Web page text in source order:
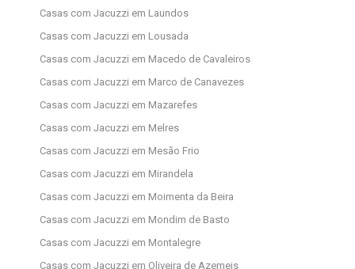
Casas com Jacuzzi em Laundos
Casas com Jacuzzi em Lousada
Casas com Jacuzzi em Macedo de Cavaleiros
Casas com Jacuzzi em Marco de Canavezes
Casas com Jacuzzi em Mazarefes
Casas com Jacuzzi em Melres
Casas com Jacuzzi em Mesão Frio
Casas com Jacuzzi em Mirandela
Casas com Jacuzzi em Moimenta da Beira
Casas com Jacuzzi em Mondim de Basto
Casas com Jacuzzi em Montalegre
Casas com Jacuzzi em Oliveira de Azemeis